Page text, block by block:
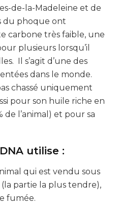
de-la-Madeleine et de
du phoque ont
carbone très faible, une
plusieurs lorsqu’il
Il s’agit d’une des
dans le monde.
chassé uniquement
pour son huile riche en
l’animal) et pour sa
utilise :
qui est vendu sous
partie la plus tendre),
fumée.